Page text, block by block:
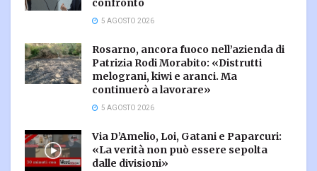
confronto
5 AGOSTO 2026
Rosarno, ancora fuoco nell’azienda di
Patrizia Rodi Morabito: «Distrutti
melograni, kiwi e aranci. Ma
continuerò a lavorare»
5 AGOSTO 2026
Via D’Amelio, Loi, Gatani e Paparcuri:
«La verità non può essere sepolta
dalle divisioni»